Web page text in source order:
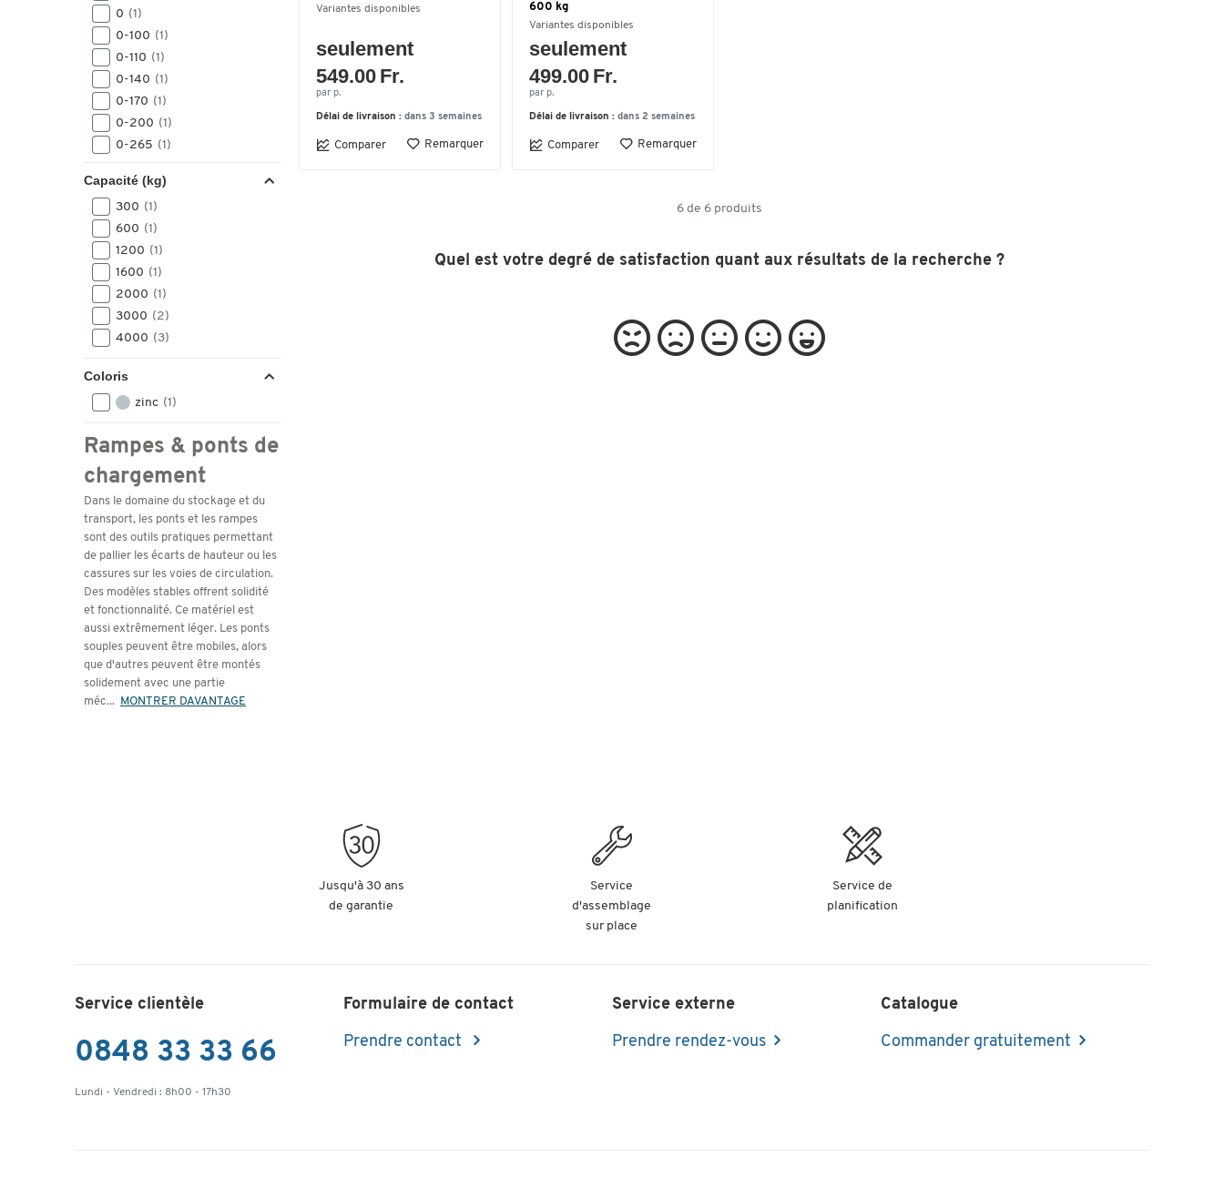
0 (1)
0-100 (1)
0-110 (1)
0-140 (1)
0-170 (1)
0-200 (1)
0-265 (1)
0-90(1)
100-225
30-100
50-125
60-150
80-190
en option 10-70
en option 30-70
en option 70-110
Capacité (kg)
300 (1)
600 (1)
1200 (1)
1600 (1)
2000 (1)
3000 (2)
4000 (3)
Coloris
zinc (1)
Rampes & ponts de
chargement
Dans le domaine du stockage et du
transport, les ponts et les rampes
sont des outils pratiques permettant
de pallier les écarts de hauteur ou les
cassures sur les voies de circulation.
Des modèles stables offrent solidité
et fonctionnalité. Ce matériel est
aussi extrêmement léger. Les ponts
souples peuvent être mobiles, alors
que d'autres peuvent être montés
solidement avec une partie
méc... MONTRER DAVANTAGE
Variantes disponibles
seulement
549.00 Fr.
par p.
Délai de livraison : dans 3 semaines
Comparer Remarquer
600 kg
Variantes disponibles
seulement
499.00 Fr.
par p.
Délai de livraison : dans 2 semaines
Comparer Remarquer
6 de 6 produits
Quel est votre degré de satisfaction quant aux résultats de la recherche ?
Jusqu'à 30 ans
de garantie
Service
d'assemblage
sur place
Service de
planification
Service clientèle
0848 33 33 66
Lundi - Vendredi : 8h00 - 17h30
Formulaire de contact
Prendre contact
Service externe
Prendre rendez-vous
Catalogue
Commander gratuitement